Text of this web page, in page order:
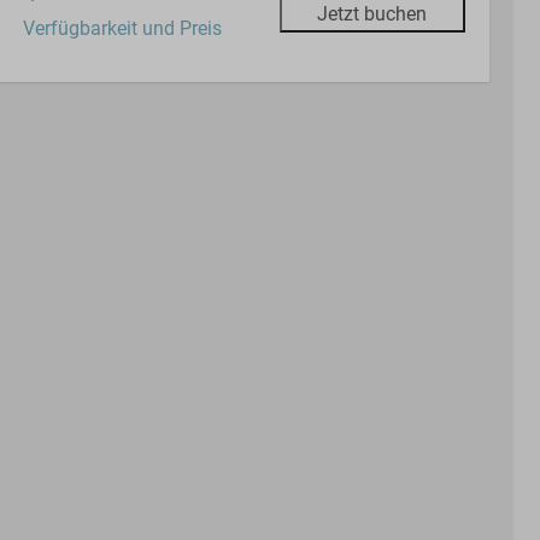
Verfügbarkeit und Preis
Jetzt buchen